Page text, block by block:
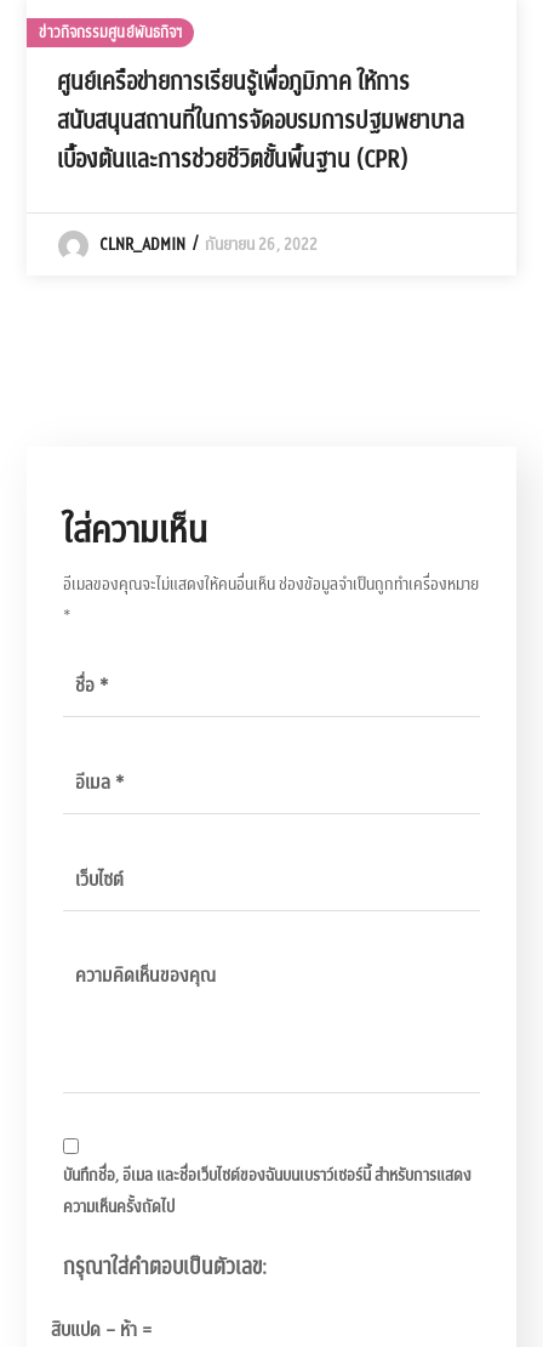
ข่าวกิจกรรมศูนย์พันธกิจฯ
ศูนย์เครือข่ายการเรียนรู้เพื่อภูมิภาค ให้การ
สนับสนุนสถานที่ในการจัดอบรมการปฐมพยาบาล
เบื้องต้นและการช่วยชีวิตขั้นพื้นฐาน (CPR)
CLNR_ADMIN กันยายน 26, 2022
ใส่ความเห็น
อีเมลของคุณจะไม่แสดงให้คนอื่นเห็นช่องข้อมูลจำเป็นถูกทำเครื่องหมาย
*
บันทึกชื่อ, อีเมล และชื่อเว็บไซต์ของฉันบนเบราว์เซอร์นี้ สำหรับการแสดง
ความเห็นครั้งถัดไป
กรุณาใส่คำตอบเป็นตัวเลข:
สิบแปด − ห้า =